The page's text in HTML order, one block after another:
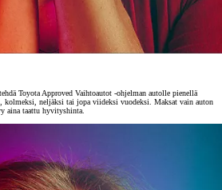
Toyota Approved Vaihtoautot -ohjelman autolle pienellä
kolmeksi, neljäksi tai jopa viideksi vuodeksi. Maksat vain auton
aina taattu hyvityshinta.